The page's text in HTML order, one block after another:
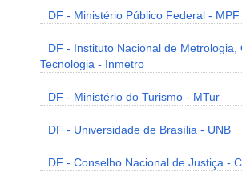
DF - Ministério Público Federal - MPF
DF - Instituto Nacional de Metrologia,
Tecnologia - Inmetro
DF - Ministério do Turismo - MTur
DF - Universidade de Brasília - UNB
DF - Conselho Nacional de Justiça -